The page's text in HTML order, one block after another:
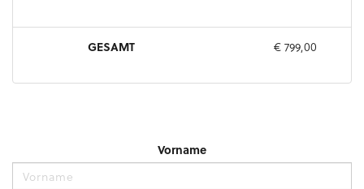
GESAMT € 799,00
Vorname